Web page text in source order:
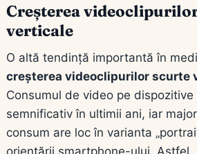
Creșterea
verticale
O altă tendință importantă în
creșterea videoclipurilor scurte
Consumul de video pe
semnificativ în ultimii ani, iar
consum are loc în varianta
orientării smartphone-ului. Astfel,